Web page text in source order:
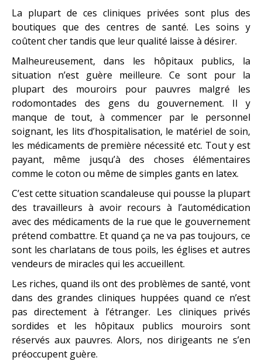
La plupart de ces cliniques privées sont plus des
boutiques que des centres de santé. Les soins y
coûtent cher tandis que leur qualité laisse à désirer.
Malheureusement, dans les hôpitaux publics, la
situation n’est guère meilleure. Ce sont pour la
plupart des mouroirs pour pauvres malgré les
rodomontades des gens du gouvernement. Il y
manque de tout, à commencer par le personnel
soignant, les lits d’hospitalisation, le matériel de soin,
les médicaments de première nécessité etc. Tout y est
payant, même jusqu’à des choses élémentaires
comme le coton ou même de simples gants en latex.
C’est cette situation scandaleuse qui pousse la plupart
des travailleurs à avoir recours à l’automédication
avec des médicaments de la rue que le gouvernement
prétend combattre. Et quand ça ne va pas toujours, ce
sont les charlatans de tous poils, les églises et autres
vendeurs de miracles qui les accueillent.
Les riches, quand ils ont des problèmes de santé, vont
dans des grandes cliniques huppées quand ce n’est
pas directement à l’étranger. Les cliniques privés
sordides et les hôpitaux publics mouroirs sont
réservés aux pauvres. Alors, nos dirigeants ne s’en
préoccupent guère.